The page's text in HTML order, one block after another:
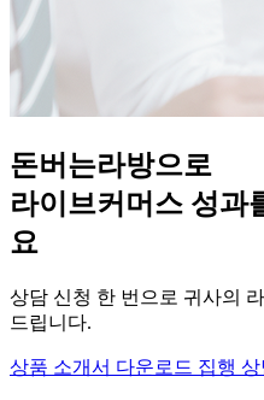
돈버는라방으로
라이브커머스 성과
요
상담 신청 한 번으로 귀사의
드립니다.
상품 소개서 다운로드 집행 상